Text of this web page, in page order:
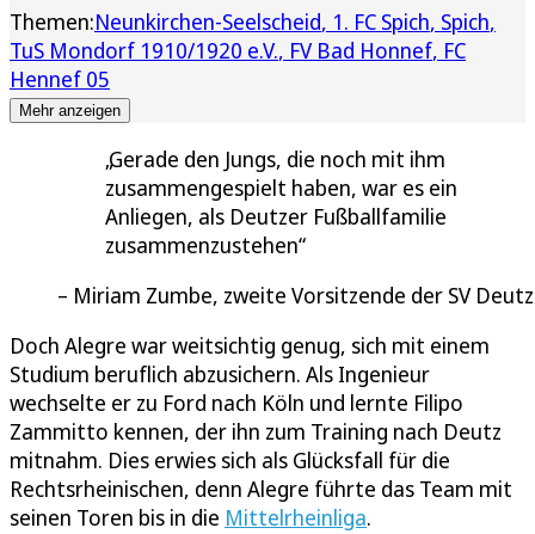
Themen:Neunkirchen-Seelscheid 1. FC Spich Spich
TuS Mondorf 1910/1920 e.V. FV Bad Honnef FC
Hennef 05
Mehr anzeigen
Gerade den Jungs, die noch mit ihm
zusammengespielt haben, war es ein
Anliegen, als Deutzer Fußballfamilie
zusammenzustehen
Miriam Zumbe, zweite Vorsitzende der SV
Doch Alegre war weitsichtig genug, sich mit einem
Studium beruflich abzusichern. Als Ingenieur
wechselte er zu Ford nach Köln und lernte Filipo
Zammitto kennen, der ihn zum Training nach Deutz
mitnahm. Dies erwies sich als Glücksfall für die
Rechtsrheinischen, denn Alegre führte das Team mit
seinen Toren bis in die Mittelrheinliga.